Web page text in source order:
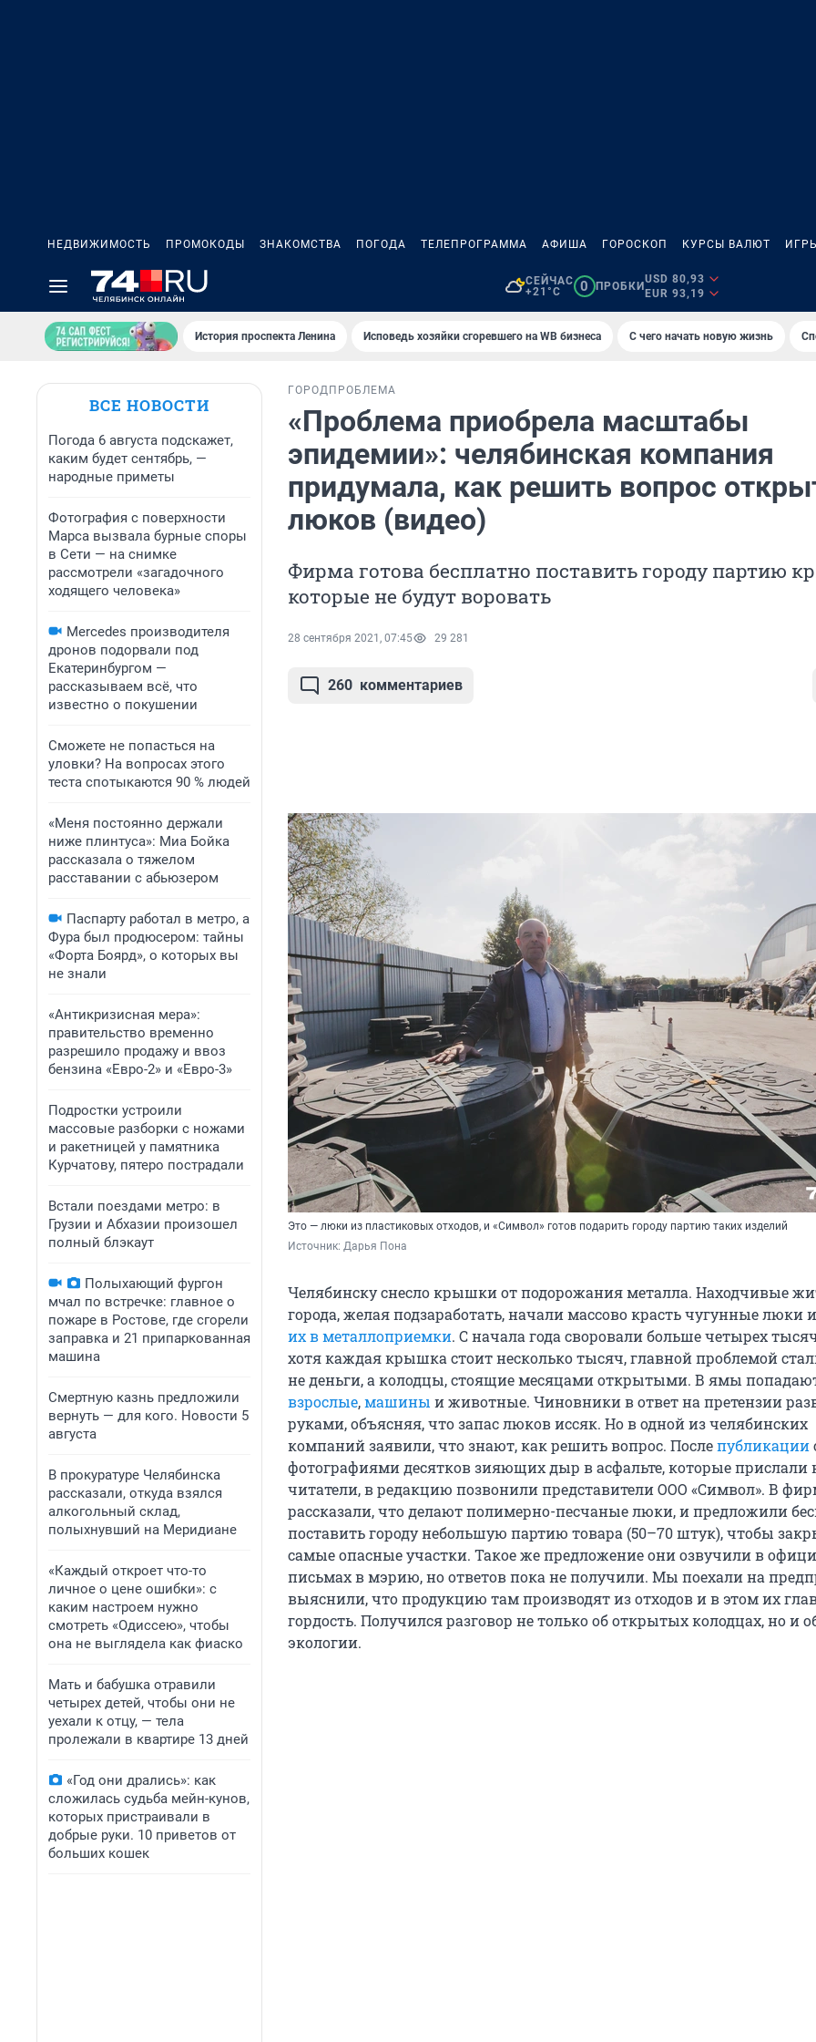
НЕДВИЖИМОСТЬ ПРОМОКОДЫ ЗНАКОМСТВА ПОГОДА ТЕЛЕПРОГРАММА АФИША ГОРОСКОП КУРСЫ ВАЛЮТ ИГРЫ
СЕЙЧАС
+21°C
0 ПРОБКИ
USD 80,93
EUR 93,19
История проспекта Ленина Исповедь хозяйки сгоревшего на WB бизнеса С чего начать новую жизнь
ВСЕ НОВОСТИ
Погода 6 августа подскажет,
каким будет сентябрь, —
народные приметы
Фотография с поверхности
Марса вызвала бурные споры
в Сети — на снимке
рассмотрели «загадочного
ходящего человека»
Mercedes производителя
дронов подорвали под
Екатеринбургом —
рассказываем всё, что
известно о покушении
Сможете не попасться на
уловки? На вопросах этого
теста спотыкаются 90 % людей
«Меня постоянно держали
ниже плинтуса»: Миа Бойка
рассказала о тяжелом
расставании с абьюзером
Паспарту работал в метро, а
Фура был продюсером: тайны
«Форта Боярд», о которых вы
не знали
«Антикризисная мера»:
правительство временно
разрешило продажу и ввоз
бензина «Евро-2» и «Евро-3»
Подростки устроили
массовые разборки с ножами
и ракетницей у памятника
Курчатову, пятеро пострадали
Встали поездами метро: в
Грузии и Абхазии произошел
полный блэкаут
Полыхающий фургон
мчал по встречке: главное о
пожаре в Ростове, где сгорели
заправка и 21 припаркованная
машина
Смертную казнь предложили
вернуть — для кого. Новости 5
августа
В прокуратуре Челябинска
рассказали, откуда взялся
алкогольный склад,
полыхнувший на Меридиане
«Каждый откроет что-то
личное о цене ошибки»: с
каким настроем нужно
смотреть «Одиссею», чтобы
она не выглядела как фиаско
Мать и бабушка отравили
четырех детей, чтобы они не
уехали к отцу, — тела
пролежали в квартире 13 дней
«Год они дрались»: как
сложилась судьба мейн-кунов,
которых пристраивали в
добрые руки. 10 приветов от
больших кошек
ГОРОД ПРОБЛЕМА
«Проблема приобрела масштабы
эпидемии»: челябинская компания
придумала, как решить вопрос
люков (видео)
Фирма готова бесплатно поставить городу партию
которые не будут воровать
28 сентября 2021, 07:45 29 281
260 комментариев
Это — люки из пластиковых отходов, и «Символ» готов подарить городу партию таких изделий
Источник: Дарья Пона
Челябинску снесло крышки от подорожания металла. Находчивые
города, желая подзаработать, начали массово красть чугунные люки и
их в металлоприемки. С начала года своровали больше четырех
хотя каждая крышка стоит несколько тысяч, главной проблемой
не деньги, а колодцы, стоящие месяцами открытыми. В ямы
взрослые,машины и животные. Чиновники в ответ на претензии
руками, объясняя, что запас люков иссяк. Но в одной из челябинских
компаний заявили, что знают, как решить вопрос. Послепубликации
фотографиями десятков зияющих дыр в асфальте, которые прислали
читатели, в редакцию позвонили представители ООО «Символ». В
рассказали, что делают полимерно-песчаные люки, и предложили
поставить городу небольшую партию товара (50–70 штук), чтобы
самые опасные участки. Такое же предложение они озвучили в
письмах в мэрию, но ответов пока не получили. Мы поехали на
выяснили, что продукцию там производят из отходов и в этом их
гордость. Получился разговор не только об открытых колодцах, но и
экологии.